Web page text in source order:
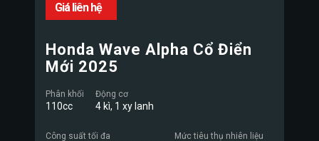
Giá liên hệ
Honda Wave Alpha Cổ Điển
Mới 2025
Phân khối
110cc
Động cơ
4 kì, 1 xy lanh
Công suất tối đa Mức tiêu thụ nhiên liệu